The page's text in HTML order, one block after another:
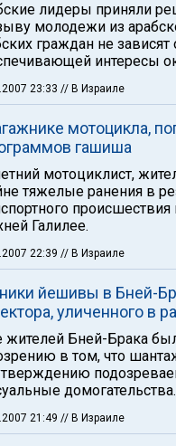
лидеры приняли
молодежи из
граждан не
интересы
23:33 // В Израиле
мотоцикла,
гашиша
мотоциклист,
тяжелые ранения в
Галилее.
22:39 // В Израиле
йешивы в Бней-
уличенного в
жителей Бней-Брака
в том, что
домогательства.
21:49 // В Израиле